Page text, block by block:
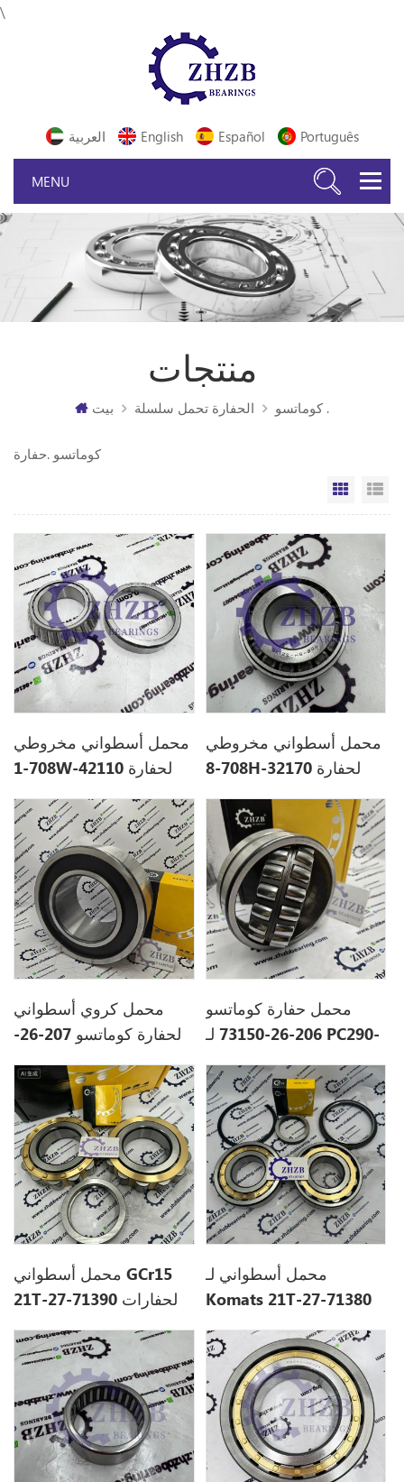
\
العربية English Español Português
منتجات
بيت الحفارة تحمل سلسلة كوماتسو .
كوماتسو .حفارة
محمل أسطواني مخروطي
708-1W-42110 لحفارة
محمل أسطواني مخروطي
708-8H-32170 لحفارة
محمل كروي أسطواني
لحفارة كوماتسو 207-26-
محمل حفارة كوماتسو
206-26-73150 لـ PC290-
محمل أسطواني GCr15
21T-27-71390 لحفارات
محمل أسطواني لـ
Komats 21T-27-71380